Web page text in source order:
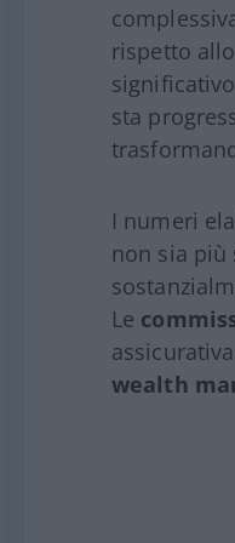
rispetto
sta
I numeri
non sia più
Le
wealth